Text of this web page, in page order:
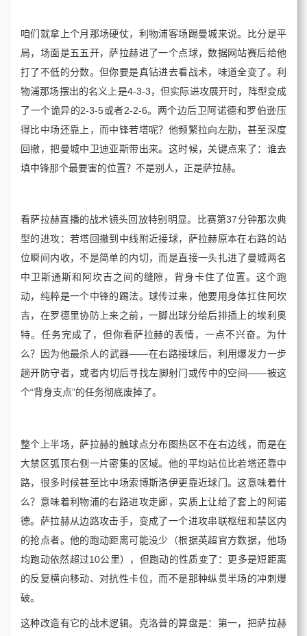
咱们就拿上个月那场硬仗，利物浦客场踢曼城来说。比分是平
局，场面是五五开，萨拉赫进了一个点球，数据网站赛后给他
打了不低的分数。但你要是真钻进去看战术，味道全变了。利
物浦那场摆出的名义上是4-3-3，但实际进攻展开时，阵型变成
了一个诡异的2-3-5或者2-2-6。两个边后卫阿诺德和罗伯逊压
得比中场还靠上，而中锋若塔呢？他频繁拉向左肋，甚至深度
回撤，把曼城中卫迪亚斯带出来。这时候，关键点来了：谁去
填中锋那个最要害的位置？不是别人，正是萨拉赫。
看萨拉赫直播的战术镜头回放特别明显。比赛第37分钟那次典
型的进攻：若塔回撤到中线附近接球，萨拉赫原本在右路的站
位瞬间内收，不是简单的内切，而是直接一头扎进了曼城两名
中卫斯通斯和阿坎吉之间的缝隙，背身卡住了位置。这个跑
动，纯粹是一个中锋的踢法。球传过来，他要用身体扛住阿坎
吉，在罗德里协防上来之前，一脚出球分给后排插上的埃利奥
特。任务完成了，但你看萨拉赫的表情，一点不兴奋。为什
么？因为他最杀人的武器——在右路接球后，利用爆发力一步
趟开防守者，或者内切后寻找左脚射门或传中的空间——被这
个“背身支点”的任务彻底废掉了。
整个上半场，萨拉赫的触球点分布图热区不在右边线，而是在
大禁区弧顶右侧一片密集的区域。他的平均站位比若塔还靠中
路，很多时候甚至比中场索博斯洛伊更靠近球门。这意味着什
么？意味着利物浦的右路进攻走廊，实质上让给了套上的阿诺
德。萨拉赫从边路攻击手，变成了一个进攻串联枢纽和禁区内
的抢点者。他的跑动距离可能没少（根据英超官方数据，他场
均跑动依然超过10公里），但跑动的性质变了：更多是短距离
的反复横向移动、对抗性卡位，而不是那种纵贯半场的冲刺爆
破。
这种改造有它的战术逻辑。克洛普的算盘是：第一，把萨拉赫